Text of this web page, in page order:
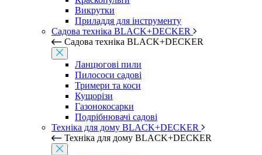
Викрутки
Приладдя для інструменту
Садова техніка BLACK+DECKER
Садова техніка BLACK+DECKER
Ланцюгові пили
Пилососи садові
Тримери та коси
Кущорізи
Газонокосарки
Подрібнювачі садові
Техніка для дому BLACK+DECKER
Техніка для дому BLACK+DECKER